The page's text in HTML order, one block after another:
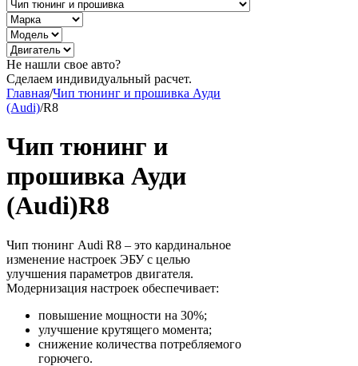
Не нашли свое авто?
Сделаем индивидуальный расчет.
Главная/Чип тюнинг и прошивка Ауди
(Audi)/R8
Чип тюнинг и
прошивка Ауди
(Audi)R8
Чип тюнинг Audi R8 – это кардинальное
изменение настроек ЭБУ с целью
улучшения параметров двигателя.
Модернизация настроек обеспечивает:
повышение мощности на 30%;
улучшение крутящего момента;
снижение количества потребляемого
горючего.